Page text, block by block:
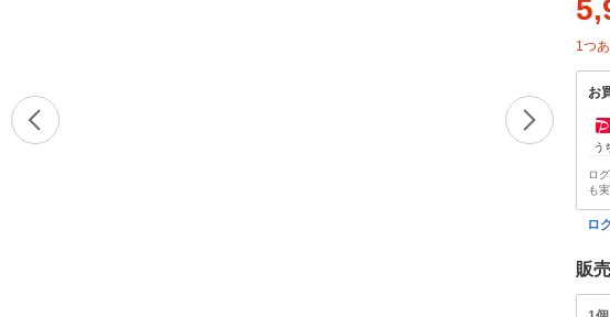
1つ
お
う
ロ
も
ロ
販